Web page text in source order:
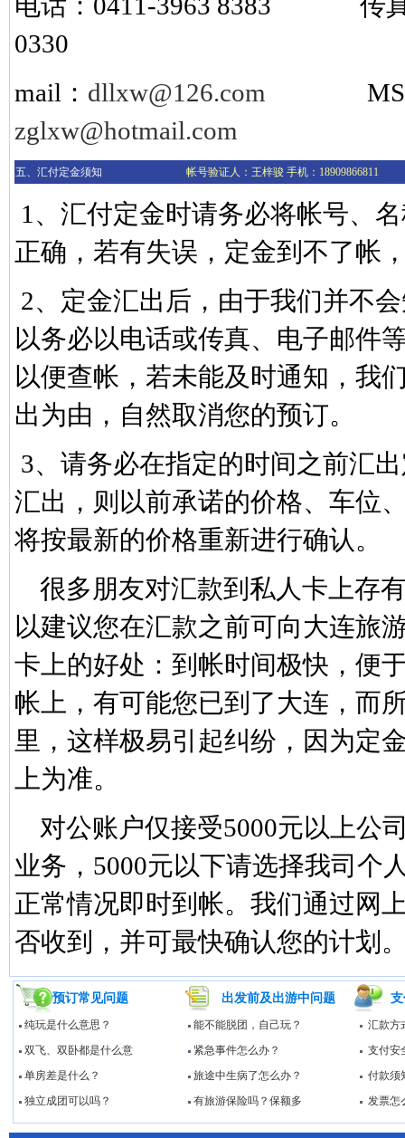
0330
mail： dllxw@126.com
zglxw@hotmail.com
五、汇付定金须知 帐号验证人：王梓骏 手机：18909866811
1、汇付定金时请务必将帐号、
正确，若有失误，定金到不了
2、定金汇出后，由于我们并不
以务必以电话或传真、电子邮件
以便查帐，若未能及时通知，我
出为由，自然取消您的预订
3、请务必在指定的时间之前汇
汇出，则以前承诺的价格、车位
将按最新的价格重新进行确
很多朋友对汇款到私人卡上存
以建议您在汇款之前可向大连旅
卡上的好处：到帐时间极快，便
帐上，有可能您已到了大连，而
里，这样极易引起纠纷，因为定
上为准。
对公账户仅接受5000元以上公
业务，5000元以下请选择我司个
正常情况即时到帐。我们通过网
否收到，并可最快确认您的计划
预订常见问题
纯玩是什么意思？
双飞、双卧都是什么意
单房差是什么？
独立成团可以吗？
出发前及出游中问题
能不能脱团，自己玩？
紧急事件怎么办？
旅途中生病了怎么办？
有旅游保险吗？保额多
汇款方
支付安
付款须
发票怎